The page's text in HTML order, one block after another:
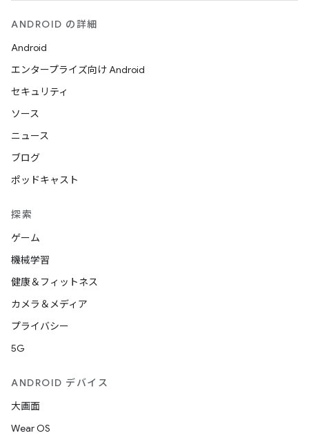
ANDROID の詳細
Android
エンタープライズ向け Android
セキュリティ
ソース
ニュース
ブログ
ポッドキャスト
探索
ゲーム
機械学習
健康＆フィットネス
カメラ＆メディア
プライバシー
5G
ANDROID デバイス
大画面
Wear OS